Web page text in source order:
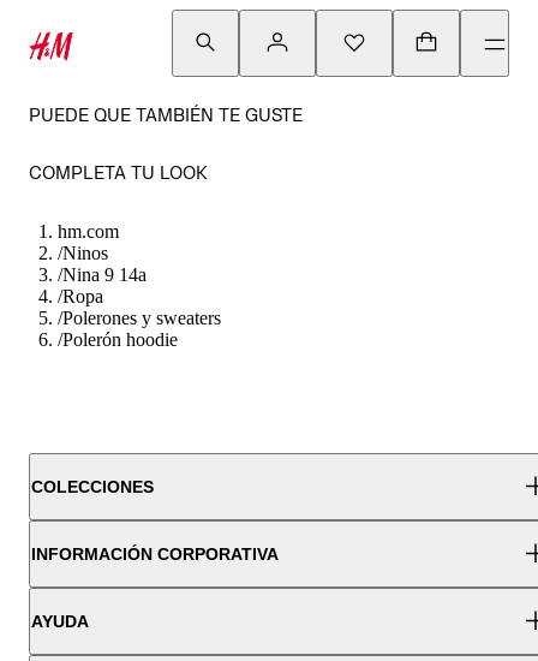
PUEDE QUE TAMBIÉN TE GUSTE
COMPLETA TU LOOK
hm.com
/Ninos
/Nina 9 14a
/Ropa
/Polerones y sweaters
/Polerón hoodie
COLECCIONES
INFORMACIÓN CORPORATIVA
AYUDA